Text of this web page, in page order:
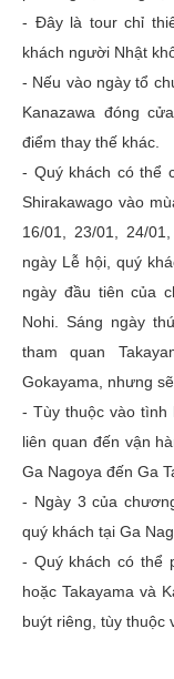
- Ðây là tour chỉ
khách người Nhật
- Nếu vào ngày tổ
Kanazawa đóng
điểm thay thế khác.
- Quý khách có thể
Shirakawago vào
16/01, 23/01, 24/
ngày Lễ hội, quý
ngày đầu tiên của
Nohi. Sáng ngày
tham quan
Gokayama, nhưng
- Tùy thuộc vào tình
liên quan đến vận
Ga Nagoya đến Ga
- Ngày 3 của
quý khách tại Ga
- Quý khách có thể
hoặc Takayama và
buýt riêng, tùy thuộc